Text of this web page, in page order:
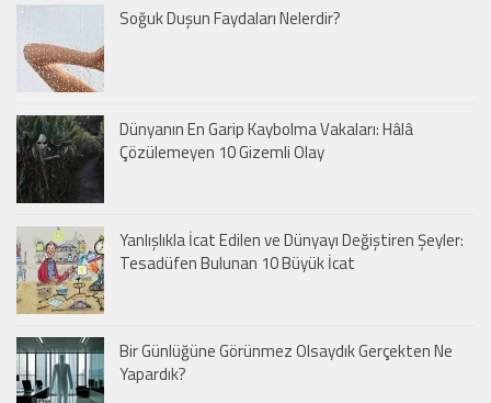
Soğuk Duşun Faydaları Nelerdir?
Dünyanın En Garip Kaybolma Vakaları: Hâlâ
Çözülemeyen 10 Gizemli Olay
Yanlışlıkla İcat Edilen ve Dünyayı Değiştiren Şeyler:
Tesadüfen Bulunan 10 Büyük İcat
Bir Günlüğüne Görünmez Olsaydık Gerçekten Ne
Yapardık?